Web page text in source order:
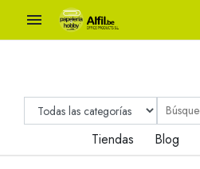

Tiendas Blog